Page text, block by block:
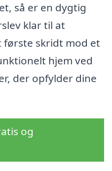
så er en dygtig
klar til at
første skridt mod et
hjem ved
der opfylder dine
og